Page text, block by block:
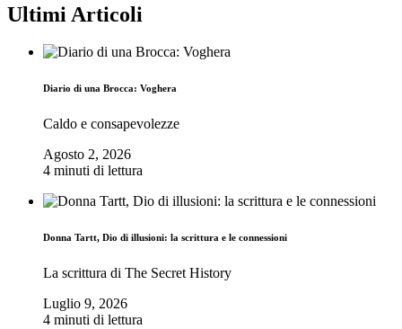
Ultimi Articoli
Diario di una Brocca: Voghera
Caldo e consapevolezze
Agosto 2, 2026
4 minuti di lettura
Donna Tartt, Dio di illusioni: la scrittura e le connessioni
La scrittura di The Secret History
Luglio 9, 2026
4 minuti di lettura